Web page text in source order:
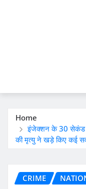
Home
इंजेक्शन के 30 सेकंड
की मृत्यु ने खड़े किए कई
CRIME